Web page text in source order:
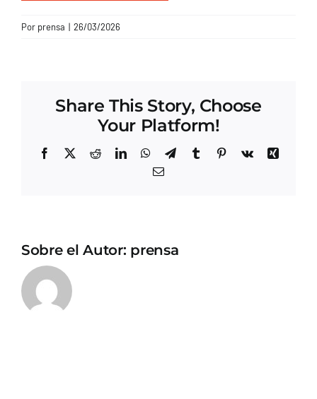
Por prensa | 26/03/2026
Share This Story, Choose
Your Platform!
Facebook
X RedditLinkedInWhatsApp
TelegramTumblrPinterest
Vk
Xing
Correo
Sobre el Autor: prensa